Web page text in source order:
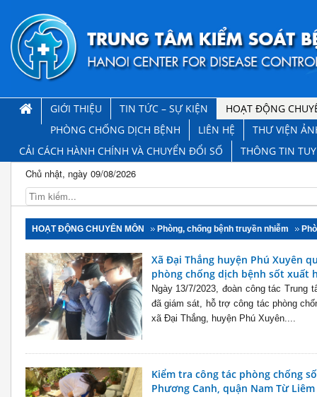
GIỚI THIỆU TIN TỨC – SỰ KIỆN
HOẠT ĐỘNG
PHÒNG CHỐNG DỊCH BỆNH
LIÊN HỆ
THƯ VIỆN
CẢI CÁCH HÀNH CHÍNH VÀ CHUYỂN ĐỔI SỐ
THÔNG TIN
Chủ nhật, ngày 09/08/2026
HOẠT ĐỘNG CHUYÊN MÔN Phòng, chống bệnh truyền nhiễm
Xã Đại Thắng huyện Phú Xuyên
phòng chống dịch bệnh sốt xuất
Ngày 13/7/2023, đoàn công tác Trung
đã giám sát, hỗ trợ công tác phòng
xã Đại Thắng, huyện Phú Xuyên....
Kiểm tra công tác phòng chống
Phương Canh, quận Nam Từ Liêm